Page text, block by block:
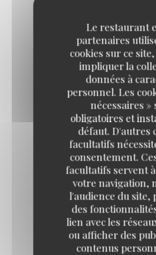
Le restaurant
partenaires
cookies sur ce
impliquer la
données à
personnel. Les
nécessaires »
obligatoires et
défaut. D'autres
facultatifs
consentement.
facultatifs servent
votre navigation,
l'audience du site,
des
lien avec les
ou afficher des
contenus
SANCERRE
Les Broux
10,50 EUR
14cl
18,70 EUR
25cl
56,20 EUR
75cl
CHABLIS
Chateau de
11,00 EUR
14cl